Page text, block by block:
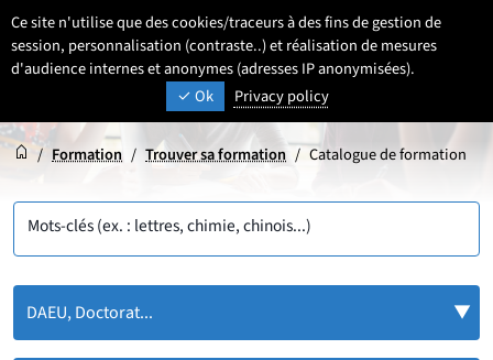
Ce site n'utilise que des cookies/traceurs à des fins de gestion de
session, personnalisation (contraste..) et réalisation de mesures
d'audience internes et anonymes (adresses IP anonymisées).
Ok
Privacy policy
Aller
au
contenu
Aller
au
menu
Aller
au
pied
page
UNIVERSITÉ DE LILLE
INSPIRONS DEMAIN
ParamétrageSélectionner une
FR
- Français
Accueil
Accueil
/ Formation / Trouver sa formation / Catalogue de formation
Mots-clés (ex. : lettres, chimie, chinois...)
DAEU, Doctorat...